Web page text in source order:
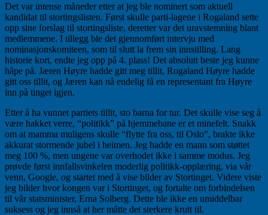
Det var intense måneder etter at jeg ble nominert som aktuell
kandidat til stortingslisten. Først skulle parti-lagene i Rogaland sette
opp sine forslag til stortingsliste, deretter var det uravstemning blant
medlemmene. I tillegg ble det gjennomført intervju med
nominasjonskomiteen, som til slutt la frem sin innstilling. Lang
historie kort, endte jeg opp på 4. plass! Det absolutt beste jeg kunne
håpe på. Jæren Høyre hadde gitt meg tillit, Rogaland Høyre hadde
gitt oss tillit, og Jæren kan nå endelig få en representant fra Høyre
inn på tinget igjen.
Etter å ha vunnet partiets tillit, sto barna for tur. Det skulle vise seg å
være hakket verre, “politikk” på hjemmebane er et minefelt. Snakk
om at mamma muligens skulle “flytte fra oss, til Oslo”, brakte ikke
akkurat stormende jubel i heimen. Jeg hadde en mann som støttet
meg 100 %, men ungene var overhodet ikke i samme modus. Jeg
prøvde først innfallsvinkelen moderlig politikk-opplæring, via vår
venn, Google, og startet med å vise bilder av Stortinget. Videre viste
jeg bilder hvor kongen var i Stortinget, og fortalte om forbindelsen
til vår statsminister, Erna Solberg. Dette ble ikke en umiddelbar
suksess og jeg innså at her måtte det sterkere krutt til.